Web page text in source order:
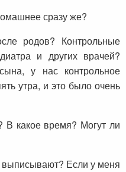
сразу же?
родов? Контрольные
и других врачей?
у нас контрольное
утра, и это было очень
какое время? Могут ли
выписывают? Если у меня